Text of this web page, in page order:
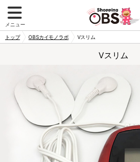
メニュー
トップ OBSカイモノラボ Vスリム
Vスリム